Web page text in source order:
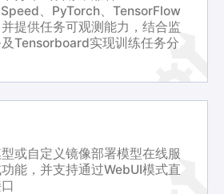
、PyTorch、TensorFlow
提供任务可观测能力，结合监
Tensorboard实现训练任务分
或自定义镜像部署模型在线服
能，并支持通过WebUI模式直